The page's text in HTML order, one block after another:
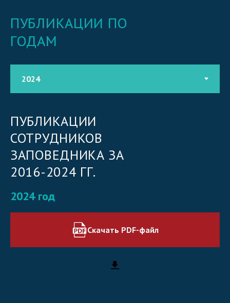
ПУБЛИКАЦИИ ПО
ГОДАМ
ПУБЛИКАЦИИ
СОТРУДНИКОВ
ЗАПОВЕДНИКА ЗА
2016-2024 ГГ.
2024 год
Скачать PDF-файл